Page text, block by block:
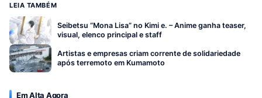
LEIA TAMBÉM
Seibetsu “Mona Lisa” no Kimi e. – Anime ganha teaser,
visual, elenco principal e staff
Artistas e empresas criam corrente de solidariedade
após terremoto em Kumamoto
Em Alta Agora